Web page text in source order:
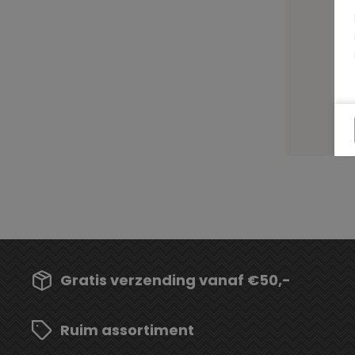
Gratis verzending vanaf €50,-
Ruim assortiment